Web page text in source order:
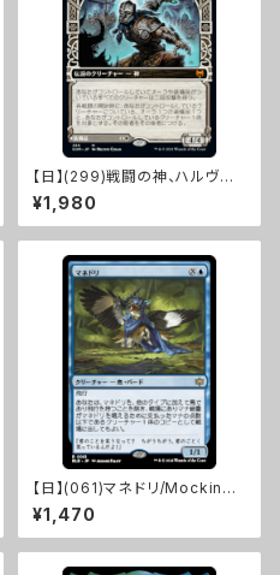
【日】(299)戦闘の神、ハルヴァ
ール/Halvar, God of Battle
[KHM]
¥1,980
【日】(061)マネドリ/Mockingb
ird [BLB]
¥1,470